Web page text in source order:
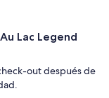
Lac Legend
out después de